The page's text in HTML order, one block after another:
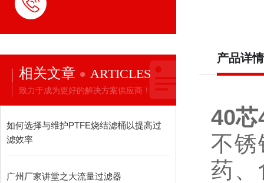
相关文章 ARTICLES
致力于成为更好的解决方案供应商！
如何选择与维护PTFE烧结滤桶以提高过
滤效率
广州厂家讲堂之大流量过滤器
产品详情
40芯
不
药、